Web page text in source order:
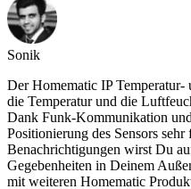
Sonik
Der Homematic IP
die Temperatur und die
Dank Funk-Kommunikation
Positionierung des Sensors
Benachrichtigungen wirst Du
Gegebenheiten in Deinem
mit weiteren Homematic